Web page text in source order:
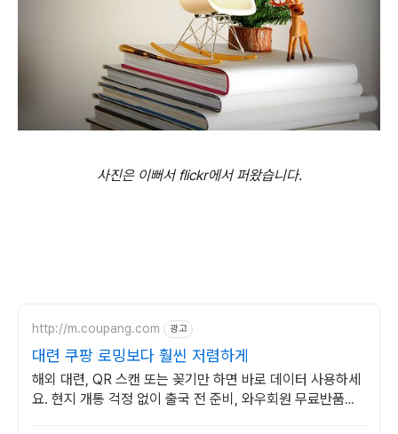
사진은 이뻐서 flickr에서 퍼왔습니다.
http://m.coupang.com 광고
대련 쿠팡 로밍보다 훨씬 저렴하게
해외 대련, QR 스캔 또는 꽂기만 하면 바로 데이터 사용하세
요. 현지 개통 걱정 없이 출국 전 준비, 와우회원 무료반품으